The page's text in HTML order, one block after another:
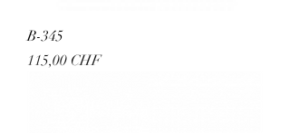
B-345
Preis
115,00 CHF